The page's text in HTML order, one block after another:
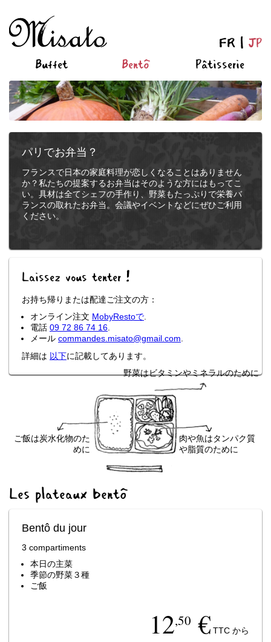
FR
JP
Buffet
Bentô Pâtisserie
パリでお弁当？
フランスで日本の家庭料理が恋しくなることはありません
か？私たちの提案するお弁当はそのような方にはもってこ
い。具材は全てシェフの手作り、野菜もたっぷりで栄養バ
ランスの取れたお弁当。会議やイベントなどにぜひご利用
ください。
Laissez vous tenter !
お持ち帰りまたは配達ご注文の方：
オンライン注文 MobyRestoで
電話 09 72 86 74 16
メール commandes.misato@gmail.com
詳細は 以下に記載してあります。
ご飯は炭水化物のた
めに
野菜はビタミンやミネラルのために
肉や魚はタンパク質
や脂質のために
Les plateaux bentô
Bentô du jour
3 compartiments
本日の主菜
季節の野菜３種
ご飯
12,50 € TTC から